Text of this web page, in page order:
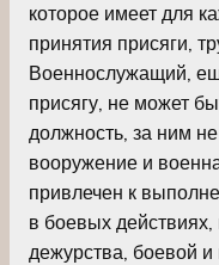
которое имеет для
принятия присяги,
Военнослужащий,
присягу, не может
должность, за ним
вооружение и
привлечен к
в боевых
дежурства, боевой